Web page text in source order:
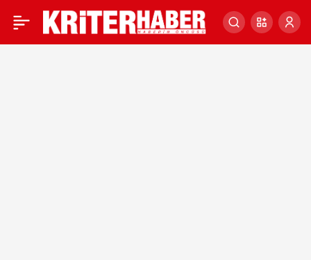
KOCAELİ OTOMOTİV 0